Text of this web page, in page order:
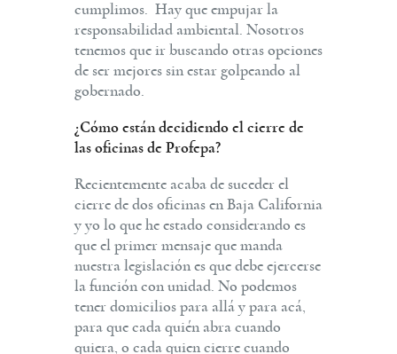
cumplimos. Hay que empujar la
responsabilidad ambiental. Nosotros
tenemos que ir buscando otras opciones
de ser mejores sin estar golpeando al
gobernado.
¿Cómo están decidiendo el cierre de
las oficinas de Profepa?
Recientemente acaba de suceder el
cierre de dos oficinas en Baja California
y yo lo que he estado considerando es
que el primer mensaje que manda
nuestra legislación es que debe ejercerse
la función con unidad. No podemos
tener domicilios para allá y para acá,
para que cada quién abra cuando
quiera, o cada quien cierre cuando